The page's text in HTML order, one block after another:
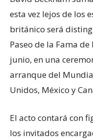
esta vez lejos de los
británico será
Paseo de la Fama
junio, en una
arranque del
Unidos, México y
El acto contará con
los invitados